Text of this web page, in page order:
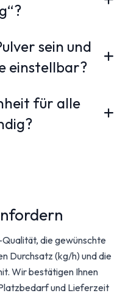
sein und
einstellbar?
für alle
Qualität, die gewünschte
Durchsatz (kg/h) und die
Wir bestätigen Ihnen
und Lieferzeit